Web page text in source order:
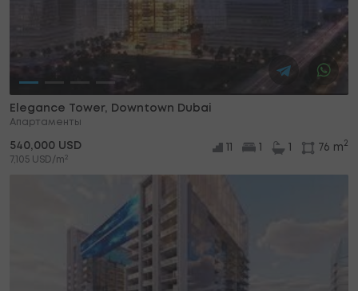
Elegance Tower, Downtown Dubai
Апартаменты
540,000 USD
7,105 USD/m2
76 m 2